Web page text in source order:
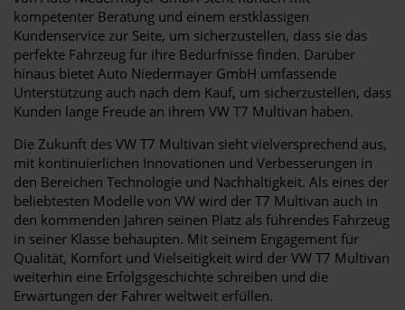
kompetenter Beratung und einem erstklassigen
Kundenservice zur Seite, um sicherzustellen, dass sie das
perfekte Fahrzeug für ihre Bedürfnisse finden. Darüber
hinaus bietet Auto Niedermayer GmbH umfassende
Unterstützung auch nach dem Kauf, um sicherzustellen, dass
Kunden lange Freude an ihrem VW T7 Multivan haben.
Die Zukunft des VW T7 Multivan sieht vielversprechend aus,
mit kontinuierlichen Innovationen und Verbesserungen in
den Bereichen Technologie und Nachhaltigkeit. Als eines der
beliebtesten Modelle von VW wird der T7 Multivan auch in
den kommenden Jahren seinen Platz als führendes Fahrzeug
in seiner Klasse behaupten. Mit seinem Engagement für
Qualität, Komfort und Vielseitigkeit wird der VW T7 Multivan
weiterhin eine Erfolgsgeschichte schreiben und die
Erwartungen der Fahrer weltweit erfüllen.